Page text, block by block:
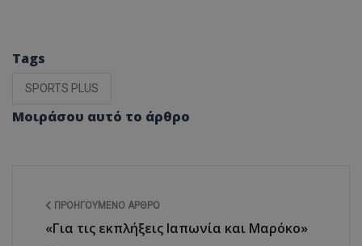
Tags
SPORTS PLUS
Μοιράσου αυτό το άρθρο
ΠΡΟΗΓΟΎΜΕΝΟ ΆΡΘΡΟ
«Για τις εκπλήξεις Ιαπωνία και Μαρόκο»